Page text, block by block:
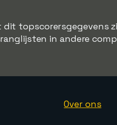
topscorersgegevens
in andere
Over ons